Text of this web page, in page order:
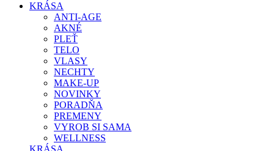
KRÁSA
ANTI-AGE
AKNÉ
PLEŤ
TELO
VLASY
NECHTY
MAKE-UP
NOVINKY
PORADŇA
PREMENY
VYROB SI SAMA
WELLNESS
KRÁSA